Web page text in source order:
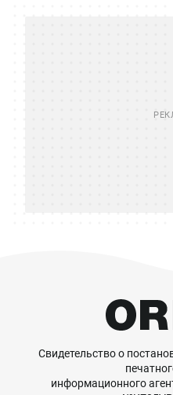
Свидетельство о
информационного